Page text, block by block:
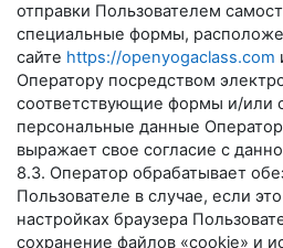
отправки Пользователем
специальные формы,
сайте https://openyogaclass.com
Оператору посредством
соответствующие формы и/или
персональные данные
выражает свое согласие с
8.3. Оператор обрабатывает
Пользователе в случае, если
настройках браузера
сохранение файлов «cookie» и